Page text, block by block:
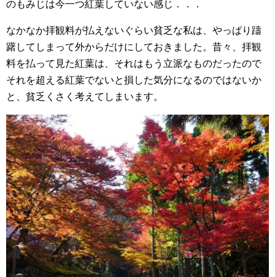
のもみじは今一つ紅葉していない感じ．．．
なかなか拝観料が払えないぐらい貧乏な私は、やっぱり躊
躇してしまって外からだけにしておきました。昔々、拝観
料を払って見た紅葉は、それはもう立派なものだったので
それを超える紅葉でないと損した気分になるのではないか
と、貧乏くさく考えてしまいます。